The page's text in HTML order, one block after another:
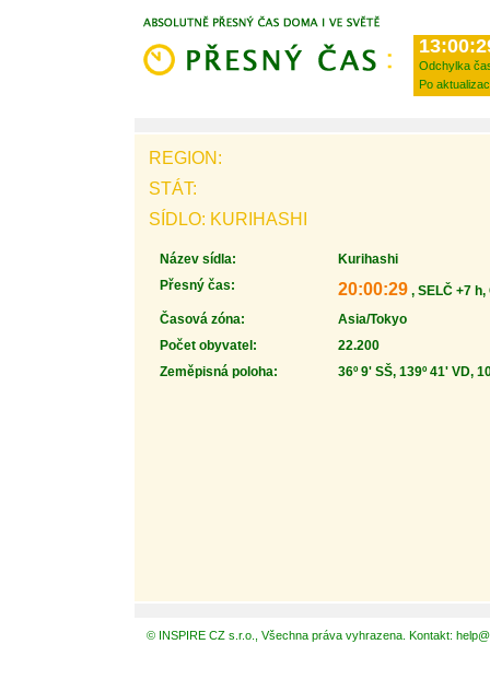
Odchylka
Po
REGION:
STÁT:
SÍDLO: KURIHASHI
Název sídla:
Kurihashi
Přesný čas:
20:00:29 , SELČ +7 h,
Časová zóna:
Asia/Tokyo
Počet obyvatel:
22.200
Zeměpisná poloha:
36º 9' SŠ, 139º 41' VD,
© INSPIRE CZ s.r.o., Všechna práva vyhrazena. Kontakt: